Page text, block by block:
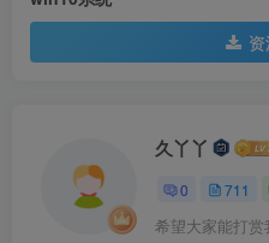
久丫丫
0 711
希望大家能打赏